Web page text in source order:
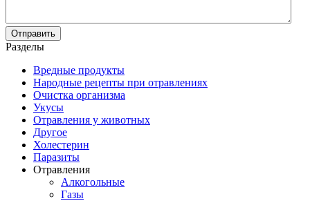
Разделы
Вредные продукты
Народные рецепты при отравлениях
Очистка организма
Укусы
Отравления у животных
Другое
Холестерин
Паразиты
Отравления
Алкогольные
Газы